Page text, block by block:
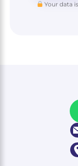
Your data